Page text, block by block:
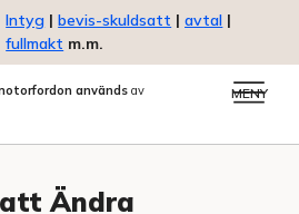
Intyg | bevis-skuldsatt | avtal |
fullmakt m.m.
används av
MENY
Ändra